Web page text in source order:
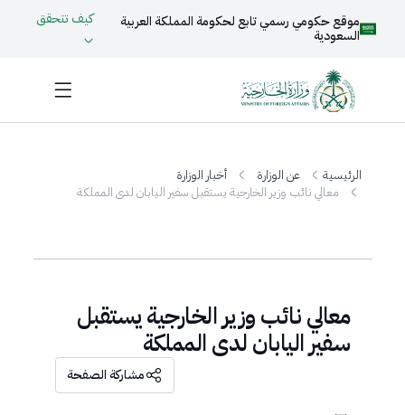
موقع حكومي رسمي تابع لحكومة المملكة العربية
السعودية
كيف تتحقق
الرئيسية عن الوزارة
أخبار الوزارة
معالي نائب وزير الخارجية يستقبل سفير اليابان لدى المملكة
معالي نائب وزير الخارجية يستقبل
سفير اليابان لدى المملكة
مشاركة الصفحة